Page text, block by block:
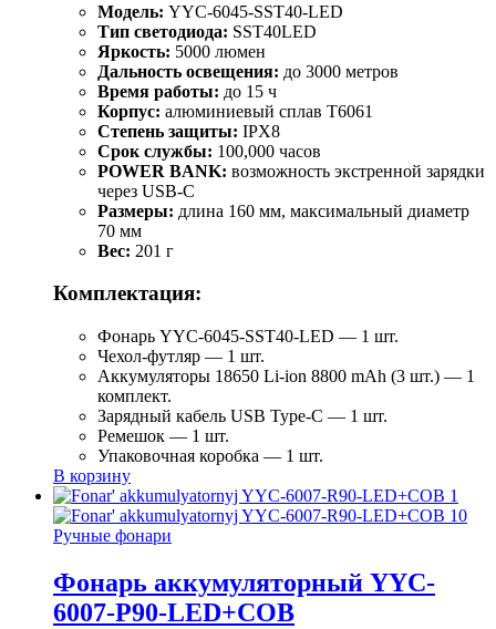
Модель: YYC-6045-SST40-LED
Тип светодиода: SST40LED
Яркость: 5000 люмен
Дальность освещения: до 3000 метров
Время работы: до 15 ч
Корпус: алюминиевый сплав T6061
Степень защиты: IPX8
Срок службы: 100,000 часов
POWER BANK: возможность экстренной зарядки
через USB-C
Размеры: длина 160 мм, максимальный диаметр
70 мм
Вес: 201 г
Комплектация:
Фонарь YYC-6045-SST40-LED — 1 шт.
Чехол-футляр — 1 шт.
Аккумуляторы 18650 Li-ion 8800 mAh (3 шт.) — 1
комплект.
Зарядный кабель USB Type-C — 1 шт.
Ремешок — 1 шт.
Упаковочная коробка — 1 шт.
В корзину
Ручные фонари
Фонарь аккумуляторный YYC-
6007-Р90-LED+COB